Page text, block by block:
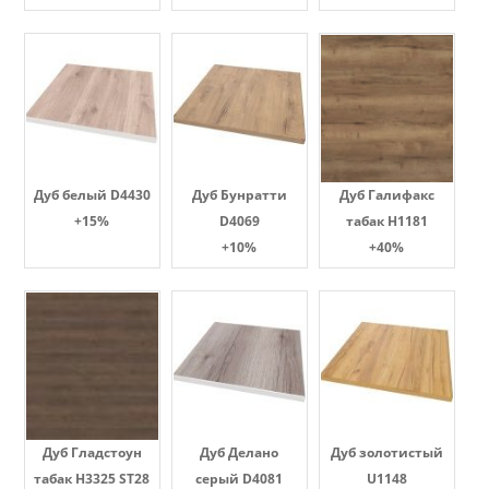
Дуб белый D4430
+15%
Дуб Бунратти
D4069
+10%
Дуб Галифакс
табак Н1181
+40%
Дуб Гладстоун
табак H3325 ST28
Дуб Делано
серый D4081
Дуб золотистый
U1148